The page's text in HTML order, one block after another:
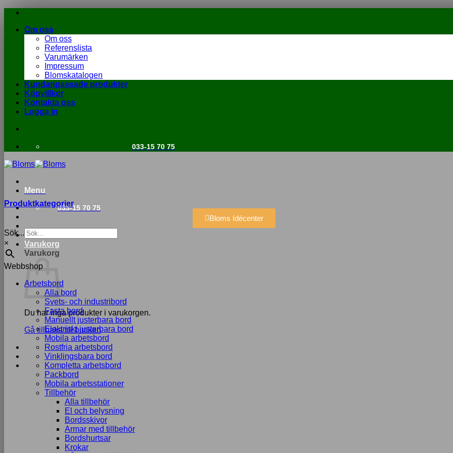
Om oss
Om oss
Referenslista
Varumärken
Impressum
Blomskatalogen
Kundanpassade produkter
Köpvillkor
Kontakta oss
Logga in
033-15 70 75
Menu
033-15 70 75
OFFERTLISTA
Varukorg
Varukorg
Du har inga produkter i varukorgen.
Gå tillbaka till butiken
Produktkategorier
Bloms Idécenter
Sök...
×
Webbshop
Arbetsbord
Alla bord
Svets- och industribord
Fasta bord
Manuellt justerbara bord
Elektriskt justerbara bord
Mobila arbetsbord
Rostfria arbetsbord
Vinklingsbara bord
Kompletta arbetsbord
Packbord
Mobila arbetsstationer
Tillbehör
Alla tillbehör
El och belysning
Bordsskivor
Armar med tillbehör
Bordshurtsar
Krokar